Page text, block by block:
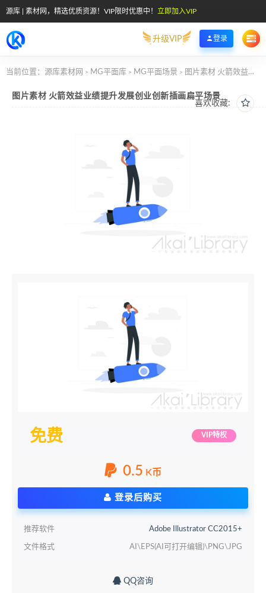
源库 | 素材网，精选优质资源！VIP限时优惠中！ 立即加入VIP
升级VIP 登录
当前位置： 源库素材网 > MG平面库 > MG平面场景 > 图片素材 火箭效益业绩提升发展创业创新插画扁平场景
喜欢收藏:
图片素材 火箭效益业绩提升发展创业创新插画扁平场景
免费 VIP特权
0.5 K币
登录后购买
推荐软件 Adobe Illustrator CC2015+
文件格式 AI\EPS(AI可打开编辑)\PNG\JPG
QQ咨询